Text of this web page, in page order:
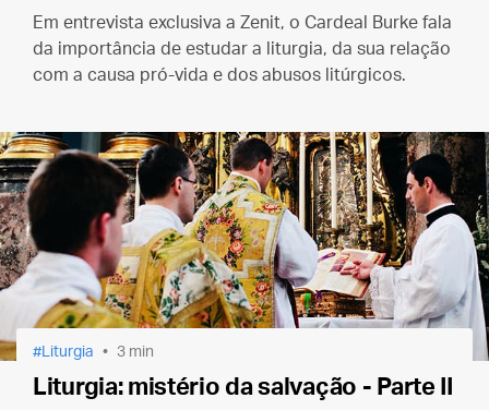
Em entrevista exclusiva a Zenit, o Cardeal Burke fala
da importância de estudar a liturgia, da sua relação
com a causa pró-vida e dos abusos litúrgicos.
Liturgia 3 min
Liturgia: mistério da salvação - Parte II